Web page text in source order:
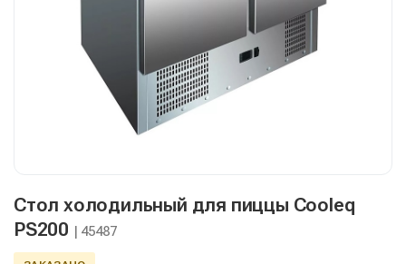
Стол холодильный для пиццы Cooleq
PS200 | 45487